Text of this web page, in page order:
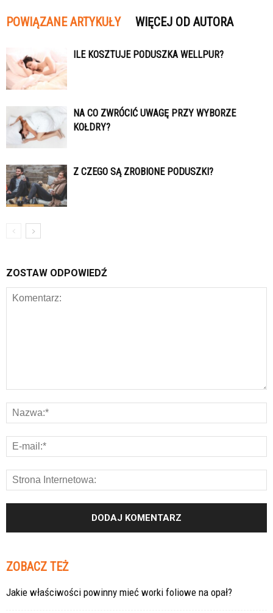
POWIĄZANE ARTYKUŁY WIĘCEJ OD AUTORA
ILE KOSZTUJE PODUSZKA WELLPUR?
NA CO ZWRÓCIĆ UWAGĘ PRZY WYBORZE
KOŁDRY?
Z CZEGO SĄ ZROBIONE PODUSZKI?
ZOSTAW ODPOWIEDŹ
ZOBACZ TEŻ
Jakie właściwości powinny mieć worki foliowe na opał?